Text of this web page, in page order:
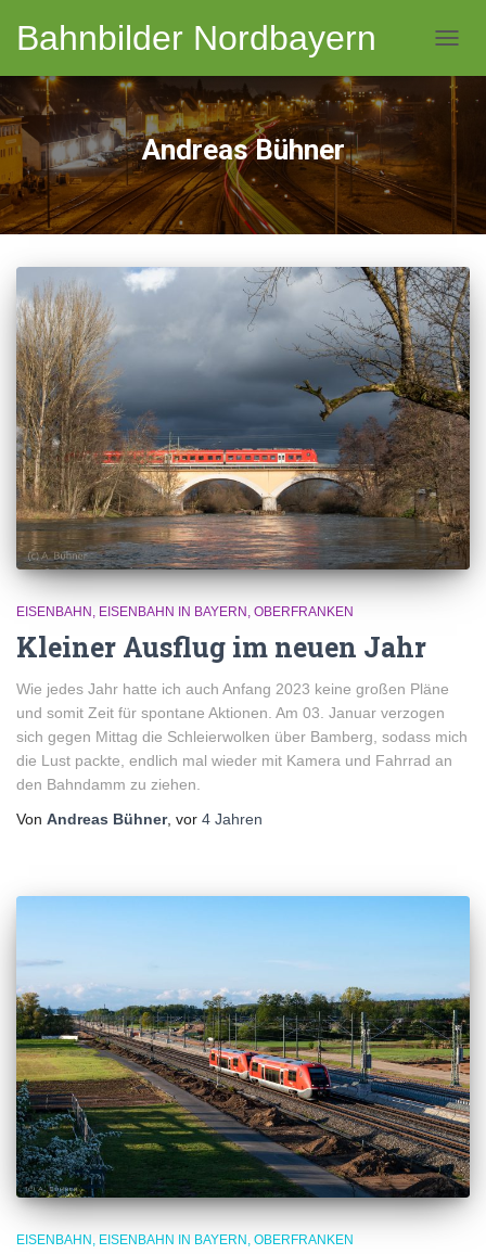
Bahnbilder Nordbayern
Andreas Bühner
EISENBAHN EISENBAHN IN BAYERN OBERFRANKEN
Kleiner Ausflug im neuen Jahr
Wie jedes Jahr hatte ich auch Anfang 2023 keine großen Pläne
und somit Zeit für spontane Aktionen. Am 03. Januar verzogen
sich gegen Mittag die Schleierwolken über Bamberg, sodass mich
die Lust packte, endlich mal wieder mit Kamera und Fahrrad an
den Bahndamm zu ziehen.
Von Andreas Bühner, vor 4 Jahren
EISENBAHN EISENBAHN IN BAYERN OBERFRANKEN